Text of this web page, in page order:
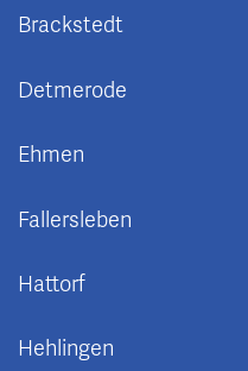
Brackstedt
Detmerode
Ehmen
Fallersleben
Hattorf
Hehlingen